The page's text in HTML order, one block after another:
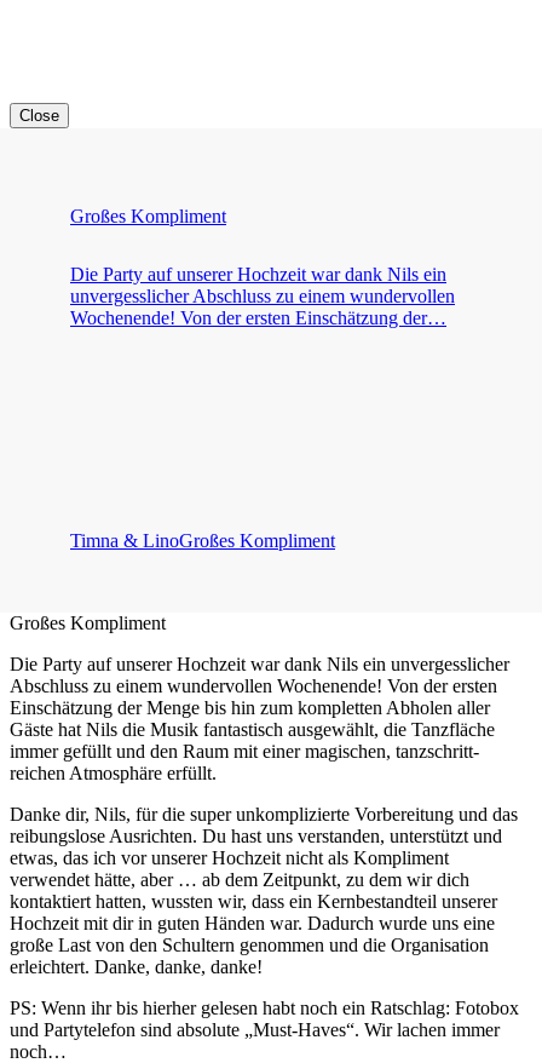
Close
Großes Kompliment
Die Party auf unserer Hochzeit war dank Nils ein
unvergesslicher Abschluss zu einem wundervollen
Wochenende! Von der ersten Einschätzung der…
Timna & LinoGroßes Kompliment
Großes Kompliment
Die Party auf unserer Hochzeit war dank Nils ein unvergesslicher
Abschluss zu einem wundervollen Wochenende! Von der ersten
Einschätzung der Menge bis hin zum kompletten Abholen aller
Gäste hat Nils die Musik fantastisch ausgewählt, die Tanzfläche
immer gefüllt und den Raum mit einer magischen, tanzschritt-
reichen Atmosphäre erfüllt.
Danke dir, Nils, für die super unkomplizierte Vorbereitung und das
reibungslose Ausrichten. Du hast uns verstanden, unterstützt und
etwas, das ich vor unserer Hochzeit nicht als Kompliment
verwendet hätte, aber … ab dem Zeitpunkt, zu dem wir dich
kontaktiert hatten, wussten wir, dass ein Kernbestandteil unserer
Hochzeit mit dir in guten Händen war. Dadurch wurde uns eine
große Last von den Schultern genommen und die Organisation
erleichtert. Danke, danke, danke!
PS: Wenn ihr bis hierher gelesen habt noch ein Ratschlag: Fotobox
und Partytelefon sind absolute „Must-Haves“. Wir lachen immer
noch…